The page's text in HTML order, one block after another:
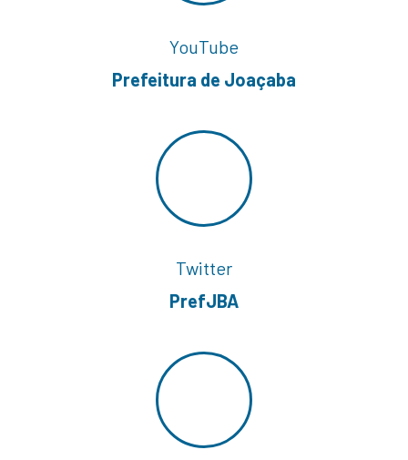
YouTube
Prefeitura de Joaçaba
Twitter
PrefJBA